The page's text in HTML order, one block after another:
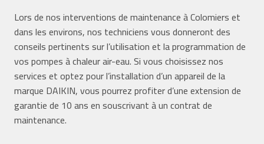
Lors de nos interventions de maintenance à Colomiers et
dans les environs, nos techniciens vous donneront des
conseils pertinents sur l’utilisation et la programmation de
vos pompes à chaleur air-eau. Si vous choisissez nos
services et optez pour l’installation d’un appareil de la
marque DAIKIN, vous pourrez profiter d’une extension de
garantie de 10 ans en souscrivant à un contrat de
maintenance.